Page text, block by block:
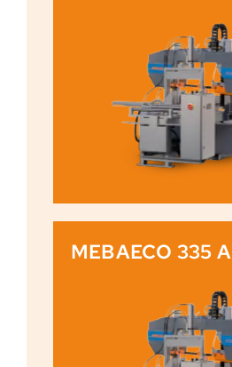
MEBAECO 335 A